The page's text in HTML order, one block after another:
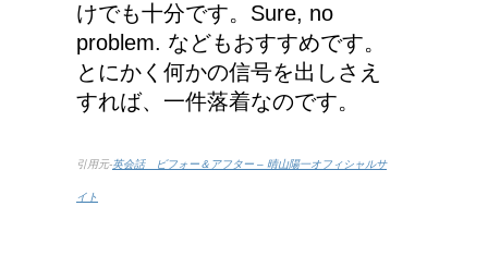
けでも十分です。Sure, no
problem. などもおすすめです。
とにかく何かの信号を出しさえ
すれば、一件落着なのです。
引用元-英会話 ビフォー＆アフター – 晴山陽一オフィシャルサ
イト